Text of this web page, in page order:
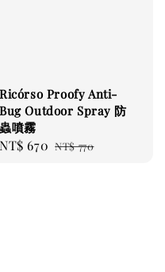
Ricórso Proofy Anti-
Bug Outdoor Spray 防
蟲噴霧
Sale
NT$ 670 Regular
NT$ 770